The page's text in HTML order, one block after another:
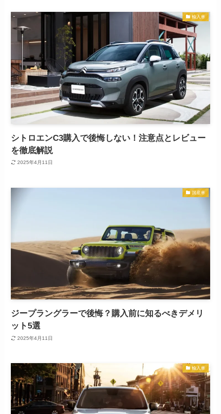
輸入車
シトロエンC3購入で後悔しない！注意点とレビュー
を徹底解説
2025年4月11日
国産車
ジープラングラーで後悔？購入前に知るべきデメリ
ット5選
2025年4月11日
輸入車